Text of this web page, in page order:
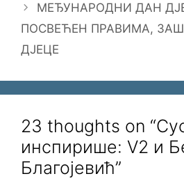
МЕЂУНАРОДНИ ДАН
ПОСВЕЋЕН ПРАВИМА,
ДЈЕЦЕ
23 thoughts on
инспирише: V2 и
Благојевић”